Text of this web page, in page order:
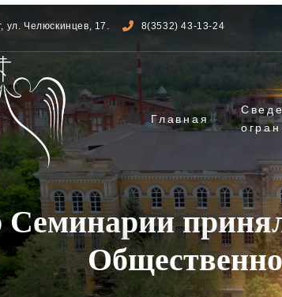
ул. Челюскинцев, 17. 8(3532) 43-13-24
Главная
Семинарии